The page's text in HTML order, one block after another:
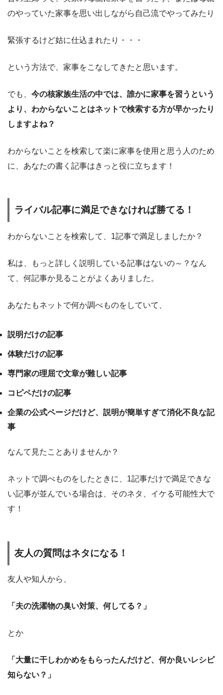
のやっていた家事を思い出しながら自己流でやってみたり
緊張するけど姑に仕込まれたり・・・
という方法で、家事をこなしてきたと思います。
でも、 今の核家族生活の中では、誰かに家事を習うという
より、わからないことはネットで検索する方が早かったり
しますよね？
わからないことを検索して楽に家事を使用と思う人のため
に、あなたの書く記事はきっと役に立ちます！
ライバル記事に満足できなければ勝てる！
わからないことを検索して、1記事で満足しましたか？
私は、もっと詳しく説明している記事はないの～？なん
て、何記事か見ることがよくありました。
あなたもネットで何か調べものをしていて、
説明だけの記事
体験だけの記事
専門家の理屈で文章が難しい記事
コピペだけの記事
企業の公式ページだけど、説明が簡単すぎて消化不良な記
事
なんて見たことありませんか？
ネットで調べものをしたときに、1記事だけで満足できな
い記事が並んでいる場合は、そのネタ、イケる可能性大で
す！
友人の質問はネタになる！
友人や知人から、
「夫の洗濯物の臭い対策、何してる？」
とか
「大量に干しわかめをもらったんだけど、何か良いレシピ
知らない？」